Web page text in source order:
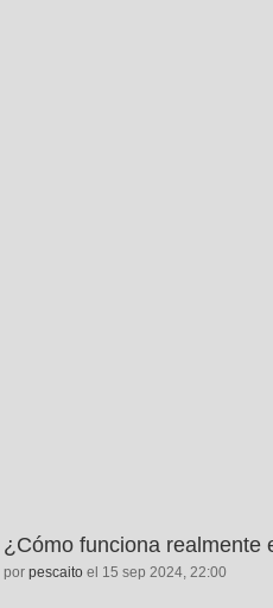
¿Cómo funciona realmente
por pescaito el 15 sep 2024, 22:00